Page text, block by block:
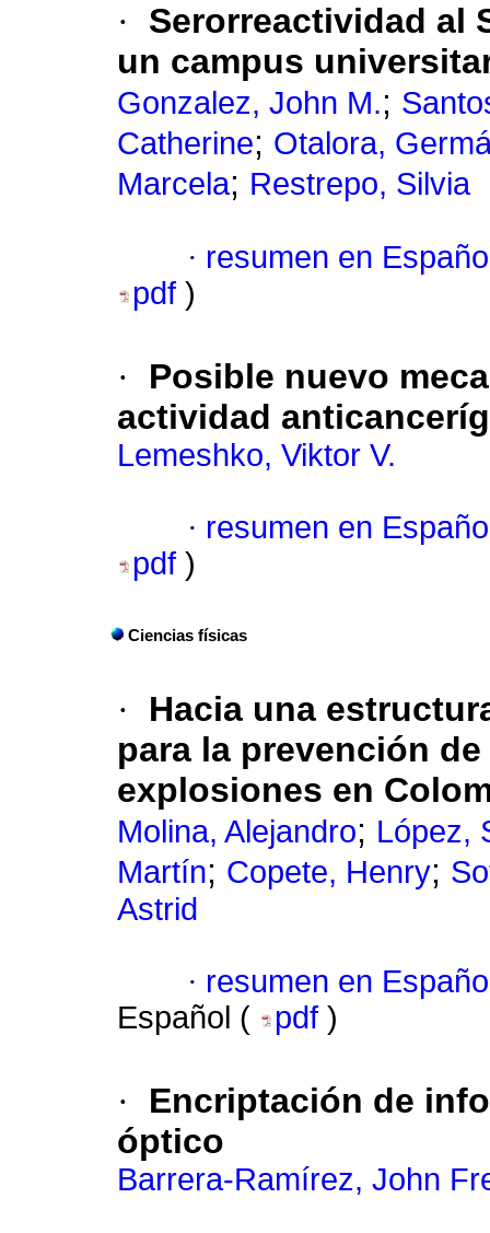
·
Serorreactividad al
un campus
Gonzalez, John M.;
Catherine; Otalora,
Marcela; Restrepo, Silvia
· resumen en
pdf )
·
Posible nuevo
actividad
Lemeshko, Viktor V.
· resumen en
pdf )
Ciencias físicas
·
Hacia una
para la prevención
explosiones en
Molina, Alejandro; López,
Martín; Copete, Henry;
Astrid
· resumen en
Español (
pdf )
·
Encriptación de
óptico
Barrera-Ramírez, John